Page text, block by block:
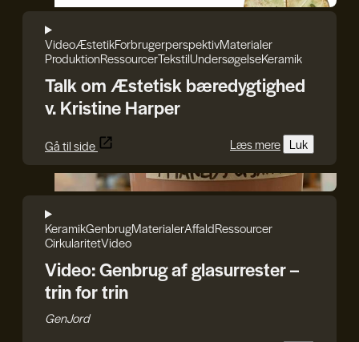
VideoÆstetikForbrugerperspektivMaterialer
ProduktionRessourcerTekstilUndersøgelseKeramik
Talk om Æstetisk bæredygtighed
v. Kristine Harper
Gå til side Læs mere Luk
KeramikGenbrugMaterialerAffaldRessourcer
CirkularitetVideo
Video: Genbrug af glasurrester –
trin for trin
GenJord